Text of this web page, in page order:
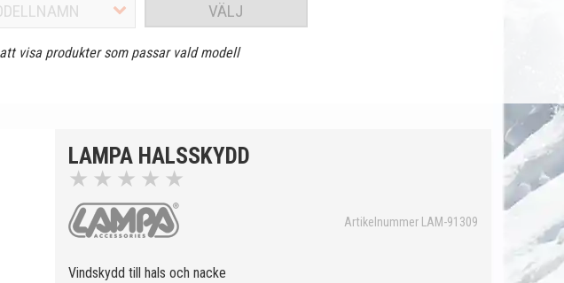
VÄLJ
visa produkter som passar vald modell
LAMPA HALSSKYDD
★ ★ ★ ★ ★
Artikelnummer LAM-91309
Vindskydd till hals och nacke